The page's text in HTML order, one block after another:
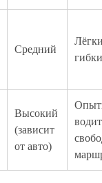
Средний
Высокий
(зависит
от авто)